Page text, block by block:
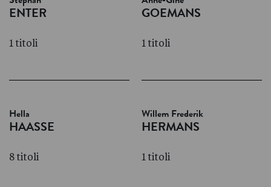
ENTER
1 titoli
GOEMANS
1 titoli
Hella
HAASSE
8 titoli
Willem Frederik
HERMANS
1 titoli